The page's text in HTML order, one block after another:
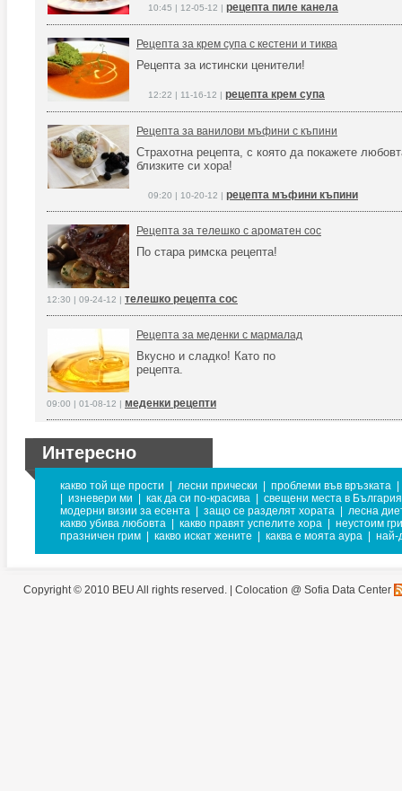
10:45 | 12-05-12 | рецепта пиле канела
Рецепта за крем супа с кестени и тиква
Рецепта за истински ценители!
12:22 | 11-16-12 | рецепта крем супа
Рецепта за ванилови мъфини с къпини
Страхотна рецепта, с която да покажете
близките си хора!
09:20 | 10-20-12 | рецепта мъфини къпини
Рецепта за телешко с ароматен сос
По стара римска рецепта!
12:30 | 09-24-12 | телешко рецепта сос
Рецепта за меденки с мармалад
Вкусно и сладко! Като по
рецепта.
09:00 | 01-08-12 | меденки рецепти
Интересно
какво той ще прости лесни прически проблеми във връзката
изневери ми как да си по-красива
свещени места в България
модерни визии за есента
защо се разделят хората
лесна
какво убива любовта
какво правят успелите хора
неустоим
празничен грим
какво искат жените каква е моята аура най-
Copyright © 2010 BEU All rights reserved. | Colocation @ Sofia Data Center